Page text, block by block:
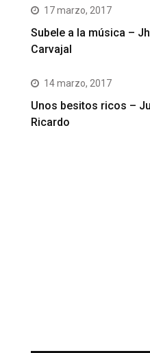
17 marzo, 2017
Subele a la música –
Carvajal
14 marzo, 2017
Unos besitos ricos –
Ricardo